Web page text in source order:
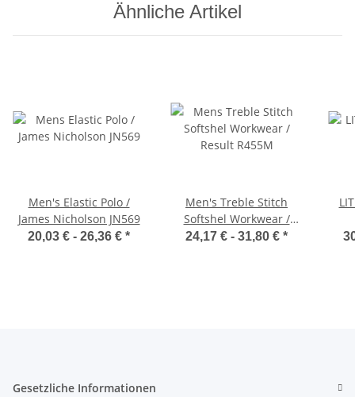
Ähnliche Artikel
Men's Elastic Polo /
James Nicholson JN569
20,03 € - 26,36 € *
Men's Treble Stitch
Softshel Workwear /
Result R455M
24,17 € - 31,80 € *
Gesetzliche Informationen